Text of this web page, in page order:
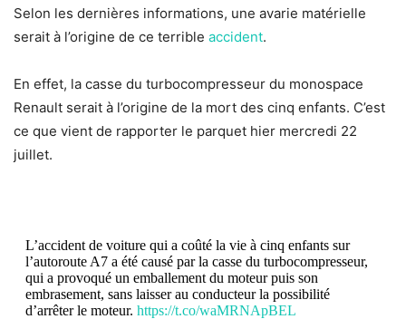
Selon les dernières informations, une avarie matérielle
serait à l’origine de ce terrible accident.
En effet, la casse du turbocompresseur du monospace
Renault serait à l’origine de la mort des cinq enfants. C’est
ce que vient de rapporter le parquet hier mercredi 22
juillet.
L’accident de voiture qui a coûté la vie à cinq enfants sur
l’autoroute A7 a été causé par la casse du turbocompresseur,
qui a provoqué un emballement du moteur puis son
embrasement, sans laisser au conducteur la possibilité
d’arrêter le moteur. https://t.co/waMRNApBEL